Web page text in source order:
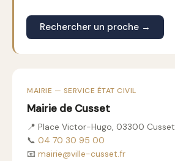
Rechercher un proche →
MAIRIE — SERVICE ÉTAT CIVIL
Mairie de Cusset
📍 Place Victor-Hugo, 03300 Cusset
📞 04 70 30 95 00
📧 mairie@ville-cusset.fr